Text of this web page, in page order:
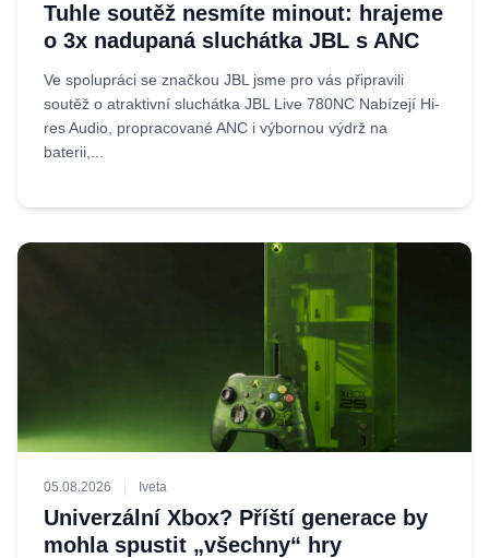
Tuhle soutěž nesmíte minout: hrajeme
o 3x nadupaná sluchátka JBL s ANC
Ve spolupráci se značkou JBL jsme pro vás připravili
soutěž o atraktivní sluchátka JBL Live 780NC Nabízejí Hi-
res Audio, propracované ANC i výbornou výdrž na
baterii,...
05.08.2026 Iveta
Univerzální Xbox? Příští generace by
mohla spustit „všechny“ hry